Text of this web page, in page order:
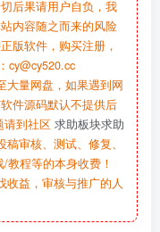
后果请用户自负，我
内容随之而来的风险
版软件，购买注册，
cy@cy520.cc
大量网盘，如果遇到网
件源码默认不提供后
请到社区 求助板块求助
审核、测试、修复、
程等的本身收费！
收益，审核与推广的人